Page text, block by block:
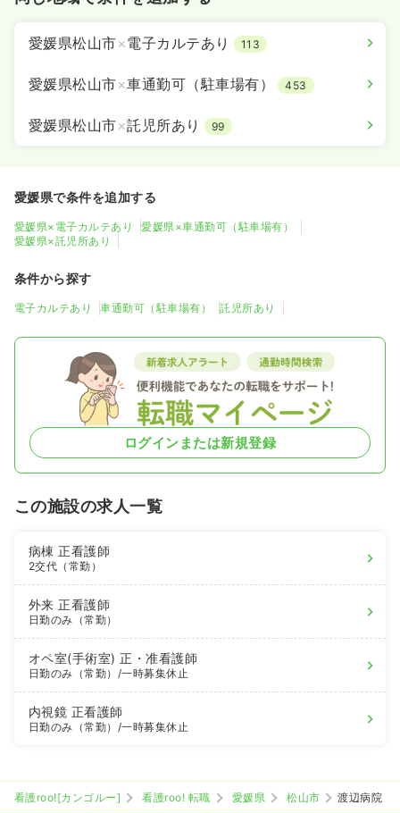
愛媛県松山市×電子カルテあり 113
愛媛県松山市×車通勤可（駐車場有） 453
愛媛県松山市×託児所あり 99
愛媛県で条件を追加する
愛媛県×電子カルテあり
愛媛県×車通勤可（駐車場有）
愛媛県×託児所あり
条件から探す
電子カルテあり 車通勤可（駐車場有） 託児所あり
ログインまたは新規登録
この施設の求人一覧
病棟正看護師
2交代（常勤）
外来正看護師
日勤のみ（常勤）
オペ室(手術室)正・准看護師
日勤のみ（常勤） /一時募集休止
内視鏡 正看護師
日勤のみ（常勤） /一時募集休止
看護roo![カンゴルー] 看護roo! 転職 愛媛県 松山市
渡辺病院